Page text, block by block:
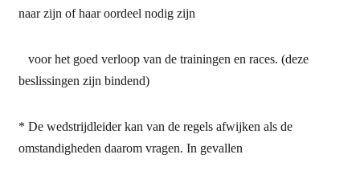
naar zijn of haar oordeel nodig zijn
voor het goed verloop van de trainingen en races. (deze
beslissingen zijn bindend)
* De wedstrijdleider kan van de regels afwijken als de
omstandigheden daarom vragen. In gevallen